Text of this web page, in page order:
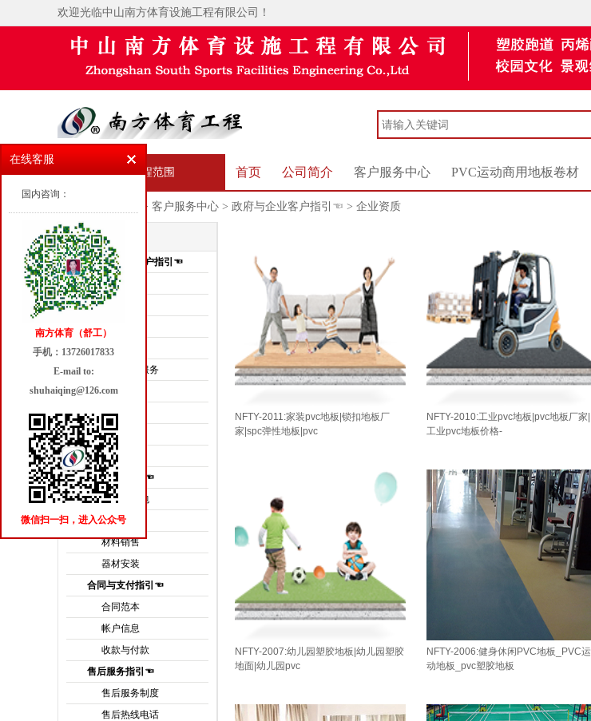
欢迎光临中山南方体育设施工程有限公司！
承接工程范围 首页 公司简介 客户服务中心 PVC运动商用地板卷材
> 客户服务中心 > 政府与企业客户指引☜ > 企业资质
客户服务中心
政府与企业客户指引☜
企业资质
工程服务
销售服务
企业新闻
场地维修服务
供应商指引☜
会员注册
样品寄送
材料报价
服务方式指引☜
施工总承包
专业分包
材料销售
器材安装
合同与支付指引☜
合同范本
帐户信息
收款与付款
售后服务指引☜
售后服务制度
售后热线电话
NFTY-2011:家装pvc地板|锁扣地板厂
家|spc弹性地板|pvc
NFTY-2010:工业pvc地板|pvc地板厂家|
工业pvc地板价格-
NFTY-2007:幼儿园塑胶地板|幼儿园塑胶
地面|幼儿园pvc
NFTY-2006:健身休闲PVC地板_PVC运
动地板_pvc塑胶地板
在线客服
国内咨询：
南方体育（舒工）
手机：13726017833
E-mail to:
shuhaiqing@126.com
微信扫一扫，进入公众号